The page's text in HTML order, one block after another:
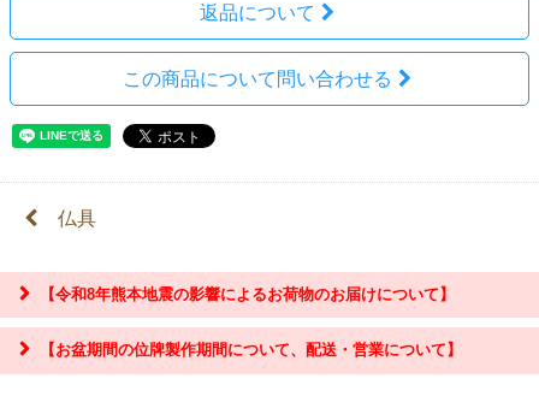
返品について
この商品について問い合わせる
仏具
【令和8年熊本地震の影響によるお荷物のお届けについて】
【お盆期間の位牌製作期間について、配送・営業について】